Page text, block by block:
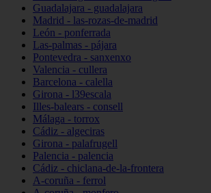
Guadalajara - guadalajara
Madrid - las-rozas-de-madrid
León - ponferrada
Las-palmas - pájara
Pontevedra - sanxenxo
Valencia - cullera
Barcelona - calella
Girona - l39escala
Illes-balears - consell
Málaga - torrox
Cádiz - algeciras
Girona - palafrugell
Palencia - palencia
Cádiz - chiclana-de-la-frontera
A-coruña - ferrol